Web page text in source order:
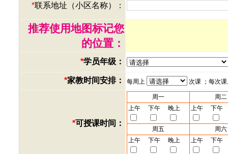
*联系地址（小区名称）：
推荐使用地图标记您
的位置：
*学员年级：
*家教时间安排： 每周上 次课 ；每次
*可授课时间：
周一
周二
上午
下午 晚上 上午 下午
周五
周六
上午
下午 晚上 上午 下午